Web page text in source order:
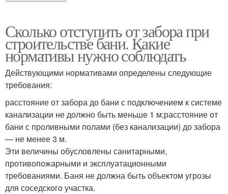
Сколько отступить от забора при
строительстве бани. Какие
нормативы нужно соблюдать
Действующими нормативами определены следующие
требования:
расстояние от забора до бани с подключением к системе
канализации не должно быть меньше 1 м;расстояние от
бани с проливными полами (без канализации) до забора
— не менее 3 м.
Эти величины обусловлены санитарными,
противопожарными и эксплуатационными
требованиями. Баня не должна быть объектом угрозы
для соседского участка.